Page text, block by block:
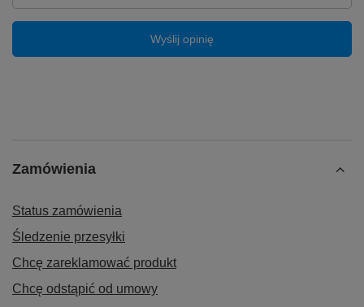
Wyślij opinię
Zamówienia
Status zamówienia
Śledzenie przesyłki
Chcę zareklamować produkt
Chcę odstąpić od umowy